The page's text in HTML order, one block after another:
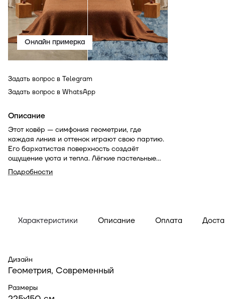
Онлайн примерка
Задать вопрос в Telegram
Задать вопрос в WhatsApp
Описание
Этот ковёр — симфония геометрии, где
каждая линия и оттенок играют свою партию.
Его бархатистая поверхность создаёт
ощущение уюта и тепла. Лёгкие пастельные
тона и будто укрытые туманом линии
напоминают о тишине перед рассветом, а
Подробности
Характеристики Описание Оплата
Дизайн
Геометрия, Современный
Размеры